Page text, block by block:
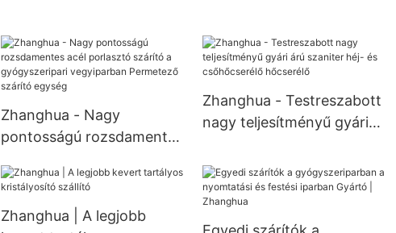
Zhanghua - Nagy
pontosságú rozsdamentes
gyógyszeripari
vegyiparban Permetező
szárító egység
Zhanghua - Testreszabott
nagy teljesítményű gyári
csőhőcserélő hőcserélő
Zhanghua | A legjobb